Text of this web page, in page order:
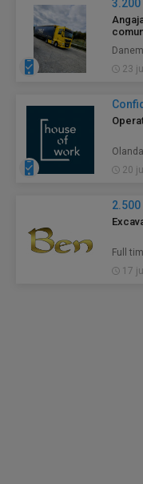
3.200
23
20
2.500
17